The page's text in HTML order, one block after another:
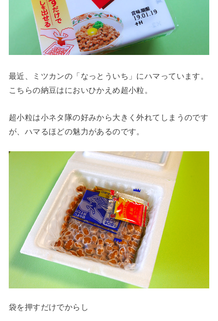
最近、ミツカンの「なっとういち」にハマっています。
こちらの納豆はにおいひかえめ超小粒。
超小粒は小ネタ隊の好みから大きく外れてしまうのです
が、ハマるほどの魅力があるのです。
袋を押すだけでからし